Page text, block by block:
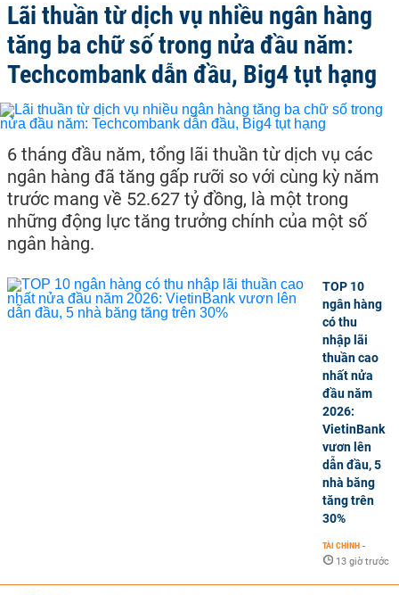
Lãi thuần từ dịch vụ nhiều ngân hàng
tăng ba chữ số trong nửa đầu năm:
Techcombank dẫn đầu, Big4 tụt hạng
6 tháng đầu năm, tổng lãi thuần từ dịch vụ các
ngân hàng đã tăng gấp rưỡi so với cùng kỳ năm
trước mang về 52.627 tỷ đồng, là một trong
những động lực tăng trưởng chính của một số
ngân hàng.
TOP 10
ngân hàng
có thu
nhập lãi
thuần cao
nhất nửa
đầu năm
2026:
VietinBank
vươn lên
dẫn đầu, 5
nhà băng
tăng trên
30%
TÀI CHÍNH -
13 giờ trước